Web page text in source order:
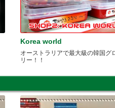
Korea world
オーストラリアで最大級の韓国グ
リー！！